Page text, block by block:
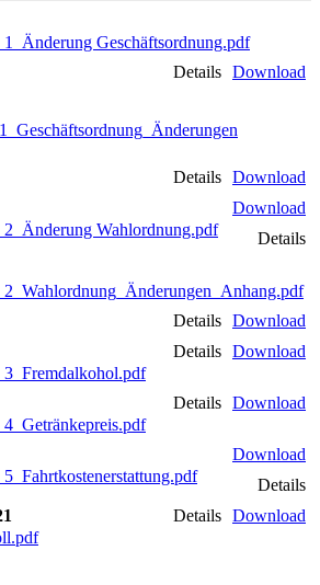
Geschäftsordnung.pdf
Download
Details
Download
Details
Wahlordnung.pdf
Download
Details
Download
Details
Download
Details
Download
Details
Download
Details
Download
Details